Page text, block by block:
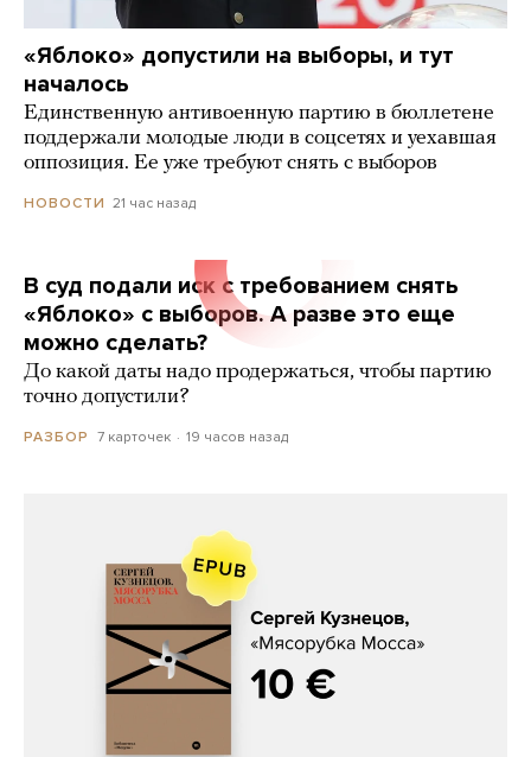
«Яблоко» допустили на выборы, и тут
началось
Единственную антивоенную партию в бюллетене
поддержали молодые люди в соцсетях и уехавшая
оппозиция. Ее уже требуют снять с выборов
НОВОСТИ 21 час назад
В суд подали иск с требованием снять
«Яблоко» с выборов. А разве это еще
можно сделать?
До какой даты надо продержаться, чтобы партию
точно допустили?
РАЗБОР 7 карточек 19 часов назад
Сергей Кузнецов, «Мясорубка